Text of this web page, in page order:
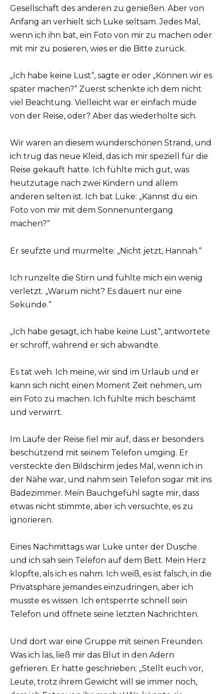
Gesellschaft des anderen zu genießen. Aber von
Anfang an verhielt sich Luke seltsam. Jedes Mal,
wenn ich ihn bat, ein Foto von mir zu machen oder
mit mir zu posieren, wies er die Bitte zurück.
„Ich habe keine Lust“, sagte er oder „Können wir es
später machen?“ Zuerst schenkte ich dem nicht
viel Beachtung. Vielleicht war er einfach müde
von der Reise, oder? Aber das wiederholte sich.
Wir waren an diesem wunderschönen Strand, und
ich trug das neue Kleid, das ich mir speziell für die
Reise gekauft hatte. Ich fühlte mich gut, was
heutzutage nach zwei Kindern und allem
anderen selten ist. Ich bat Luke: „Kannst du ein
Foto von mir mit dem Sonnenuntergang
machen?“
Er seufzte und murmelte: „Nicht jetzt, Hannah.“
Ich runzelte die Stirn und fühlte mich ein wenig
verletzt. „Warum nicht? Es dauert nur eine
Sekunde.“
„Ich habe gesagt, ich habe keine Lust“, antwortete
er schroff, während er sich abwandte.
Es tat weh. Ich meine, wir sind im Urlaub und er
kann sich nicht einen Moment Zeit nehmen, um
ein Foto zu machen. Ich fühlte mich beschämt
und verwirrt.
Im Laufe der Reise fiel mir auf, dass er besonders
beschützend mit seinem Telefon umging. Er
versteckte den Bildschirm jedes Mal, wenn ich in
der Nähe war, und nahm sein Telefon sogar mit ins
Badezimmer. Mein Bauchgefühl sagte mir, dass
etwas nicht stimmte, aber ich versuchte, es zu
ignorieren.
Eines Nachmittags war Luke unter der Dusche
und ich sah sein Telefon auf dem Bett. Mein Herz
klopfte, als ich es nahm. Ich weiß, es ist falsch, in die
Privatsphäre jemandes einzudringen, aber ich
musste es wissen. Ich entsperrte schnell sein
Telefon und öffnete seine letzten Nachrichten.
Und dort war eine Gruppe mit seinen Freunden.
Was ich las, ließ mir das Blut in den Adern
gefrieren. Er hatte geschrieben: „Stellt euch vor,
Leute, trotz ihrem Gewicht will sie immer noch,